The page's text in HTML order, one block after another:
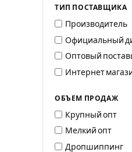
ТИП ПОСТАВЩИКА
Производитель
Официальный
Оптовый
Интернет
ОБЪЕМ ПРОДАЖ
Крупный опт
Мелкий опт
Дропшиппинг